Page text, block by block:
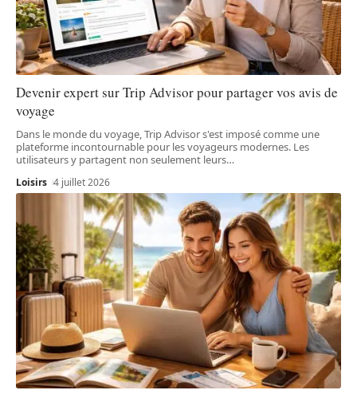
Devenir expert sur Trip Advisor pour partager vos avis de
voyage
Dans le monde du voyage, Trip Advisor s'est imposé comme une
plateforme incontournable pour les voyageurs modernes. Les
utilisateurs y partagent non seulement leurs…
Loisirs 4 juillet 2026